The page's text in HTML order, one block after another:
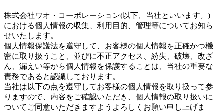
株式会社ワオ・コーポレーション(以下、当社といいます。)
における個人情報の収集、利用目的、管理等についてお知ら
せいたします。
個人情報保護法を遵守して、お客様の個人情報を正確かつ機
密に取り扱うこと、並びに不正アクセス、紛失、破壊、改ざ
ん、漏えい等から個人情報を保護することは、当社の重要な
責務であると認識しております。
当社は以下の点を遵守してお客様の個人情報を取り扱って参
りますので、内容をご確認いただき、個人情報の取り扱いに
ついてご同意いただきますようよろしくお願い申し上げま